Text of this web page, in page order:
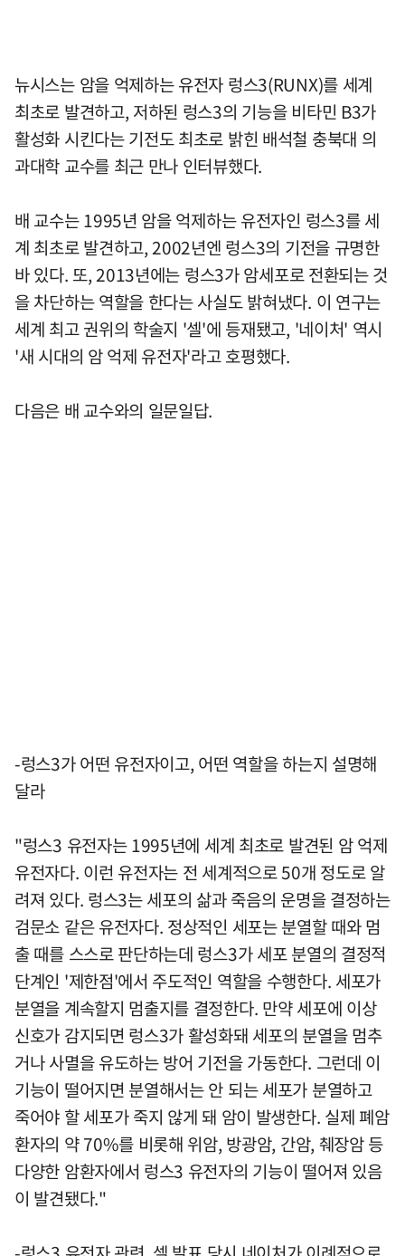
뉴시스는 암을 억제하는 유전자 렁스3(RUNX)를 세계
최초로 발견하고, 저하된 렁스3의 기능을 비타민 B3가
활성화 시킨다는 기전도 최초로 밝힌 배석철 충북대 의
과대학 교수를 최근 만나 인터뷰했다.
배 교수는 1995년 암을 억제하는 유전자인 렁스3를 세
계 최초로 발견하고, 2002년엔 렁스3의 기전을 규명한
바 있다. 또, 2013년에는 렁스3가 암세포로 전환되는 것
을 차단하는 역할을 한다는 사실도 밝혀냈다. 이 연구는
세계 최고 권위의 학술지 '셀'에 등재됐고, '네이처' 역시
'새 시대의 암 억제 유전자'라고 호평했다.
다음은 배 교수와의 일문일답.
-렁스3가 어떤 유전자이고, 어떤 역할을 하는지 설명해
달라
"렁스3 유전자는 1995년에 세계 최초로 발견된 암 억제
유전자다. 이런 유전자는 전 세계적으로 50개 정도로 알
려져 있다. 렁스3는 세포의 삶과 죽음의 운명을 결정하는
검문소 같은 유전자다. 정상적인 세포는 분열할 때와 멈
출 때를 스스로 판단하는데 렁스3가 세포 분열의 결정적
단계인 '제한점'에서 주도적인 역할을 수행한다. 세포가
분열을 계속할지 멈출지를 결정한다. 만약 세포에 이상
신호가 감지되면 렁스3가 활성화돼 세포의 분열을 멈추
거나 사멸을 유도하는 방어 기전을 가동한다. 그런데 이
기능이 떨어지면 분열해서는 안 되는 세포가 분열하고
죽어야 할 세포가 죽지 않게 돼 암이 발생한다. 실제 폐암
환자의 약 70%를 비롯해 위암, 방광암, 간암, 췌장암 등
다양한 암환자에서 렁스3 유전자의 기능이 떨어져 있음
이 발견됐다."